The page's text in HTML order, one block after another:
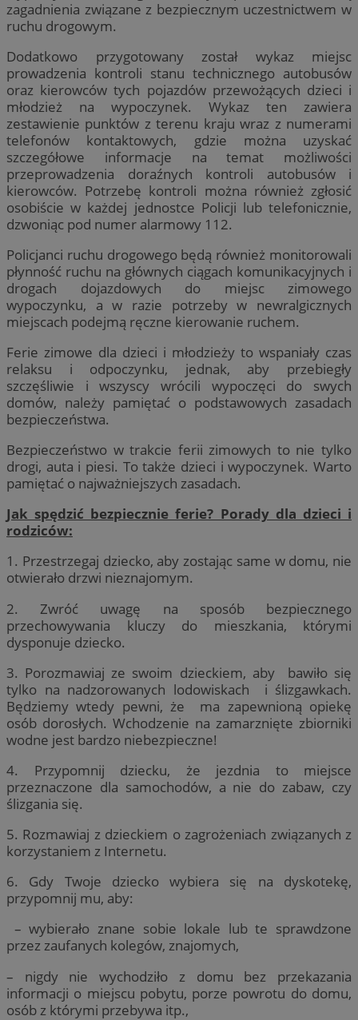
zagadnienia związane z bezpiecznym uczestnictwem w
ruchu drogowym.
Dodatkowo przygotowany został wykaz miejsc
prowadzenia kontroli stanu technicznego autobusów
oraz kierowców tych pojazdów przewożących dzieci i
młodzież na wypoczynek. Wykaz ten zawiera
zestawienie punktów z terenu kraju wraz z numerami
telefonów kontaktowych, gdzie można uzyskać
szczegółowe informacje na temat możliwości
przeprowadzenia doraźnych kontroli autobusów i
kierowców. Potrzebę kontroli można również zgłosić
osobiście w każdej jednostce Policji lub telefonicznie,
dzwoniąc pod numer alarmowy 112.
Policjanci ruchu drogowego będą również monitorowali
płynność ruchu na głównych ciągach komunikacyjnych i
drogach dojazdowych do miejsc zimowego
wypoczynku, a w razie potrzeby w newralgicznych
miejscach podejmą ręczne kierowanie ruchem.
Ferie zimowe dla dzieci i młodzieży to wspaniały czas
relaksu i odpoczynku, jednak, aby przebiegły
szczęśliwie i wszyscy wrócili wypoczęci do swych
domów, należy pamiętać o podstawowych zasadach
bezpieczeństwa.
Bezpieczeństwo w trakcie ferii zimowych to nie tylko
drogi, auta i piesi. To także dzieci i wypoczynek. Warto
pamiętać o najważniejszych zasadach.
Jak spędzić bezpiecznie ferie? Porady dla dzieci i
rodziców:
1. Przestrzegaj dziecko, aby zostając same w domu, nie
otwierało drzwi nieznajomym.
2. Zwróć uwagę na sposób bezpiecznego
przechowywania kluczy do mieszkania, którymi
dysponuje dziecko.
3. Porozmawiaj ze swoim dzieckiem, aby bawiło się
tylko na nadzorowanych lodowiskach i ślizgawkach.
Będziemy wtedy pewni, że ma zapewnioną opiekę
osób dorosłych. Wchodzenie na zamarznięte zbiorniki
wodne jest bardzo niebezpieczne!
4. Przypomnij dziecku, że jezdnia to miejsce
przeznaczone dla samochodów, a nie do zabaw, czy
ślizgania się.
5. Rozmawiaj z dzieckiem o zagrożeniach związanych z
korzystaniem z Internetu.
6. Gdy Twoje dziecko wybiera się na dyskotekę,
przypomnij mu, aby:
– wybierało znane sobie lokale lub te sprawdzone
przez zaufanych kolegów, znajomych,
– nigdy nie wychodziło z domu bez przekazania
informacji o miejscu pobytu, porze powrotu do domu,
osób z którymi przebywa itp.,